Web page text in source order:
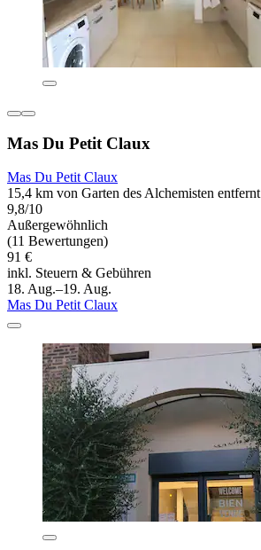
Mas Du Petit Claux
Mas Du Petit Claux
15,4 km von Garten des Alchemisten entfernt
9,8/10
Außergewöhnlich
(11 Bewertungen)
91 €
inkl. Steuern & Gebühren
18. Aug.–19. Aug.
Mas Du Petit Claux